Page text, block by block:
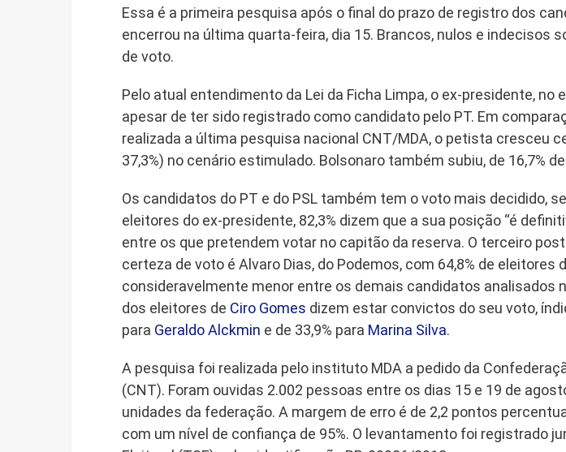
Essa é a primeira pesquisa após o final do prazo de registro dos
encerrou na última quarta-feira, dia 15. Brancos, nulos e indecisos
de voto.
Pelo atual entendimento da Lei da Ficha Limpa, o ex-presidente, no
apesar de ter sido registrado como candidato pelo PT. Em
realizada a última pesquisa nacional CNT/MDA, o petista cresceu
37,3%) no cenário estimulado. Bolsonaro também subiu, de 16,7% de
Os candidatos do PT e do PSL também tem o voto mais decidido,
eleitores do ex-presidente, 82,3% dizem que a sua posição “é
entre os que pretendem votar no capitão da reserva. O terceiro
certeza de voto é Alvaro Dias, do Podemos, com 64,8% de eleitores
consideravelmente menor entre os demais candidatos analisados
dos eleitores de Ciro Gomes dizem estar convictos do seu voto,
para Geraldo Alckmin e de 33,9% para Marina Silva.
A pesquisa foi realizada pelo instituto MDA a pedido da
(CNT). Foram ouvidas 2.002 pessoas entre os dias 15 e 19 de
unidades da federação. A margem de erro é de 2,2 pontos
com um nível de confiança de 95%. O levantamento foi registrado